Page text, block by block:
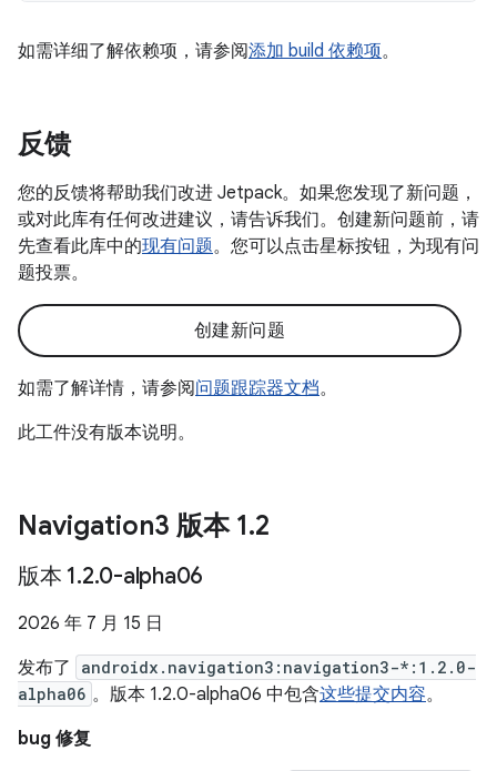
如需详细了解依赖项，请参阅添加 build 依赖项。
反馈
您的反馈将帮助我们改进 Jetpack。如果您发现了新问题，
或对此库有任何改进建议，请告诉我们。创建新问题前，请
先查看此库中的现有问题。您可以点击星标按钮，为现有问
题投票。
创建新问题
如需了解详情，请参阅问题跟踪器文档。
此工件没有版本说明。
Navigation3 版本 1.2
版本 1.2.0-alpha06
2026 年 7 月 15 日
发布了
androidx.navigation3:navigation3-*:1.2.0-
alpha06 。版本 1.2.0-alpha06 中包含这些提交内容。
bug 修复